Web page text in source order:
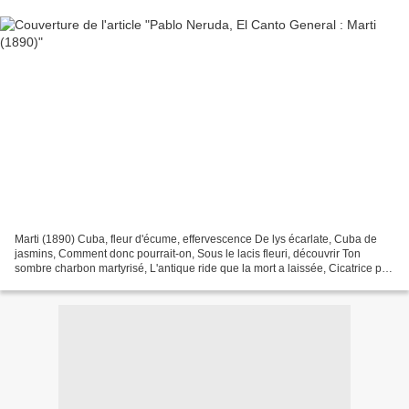
Marti (1890) Cuba, fleur d'écume, effervescence De lys écarlate, Cuba de
jasmins, Comment donc pourrait-on, Sous le lacis fleuri, découvrir Ton
sombre charbon martyrisé, L'antique ride que la mort a laissée, Cicatrice par